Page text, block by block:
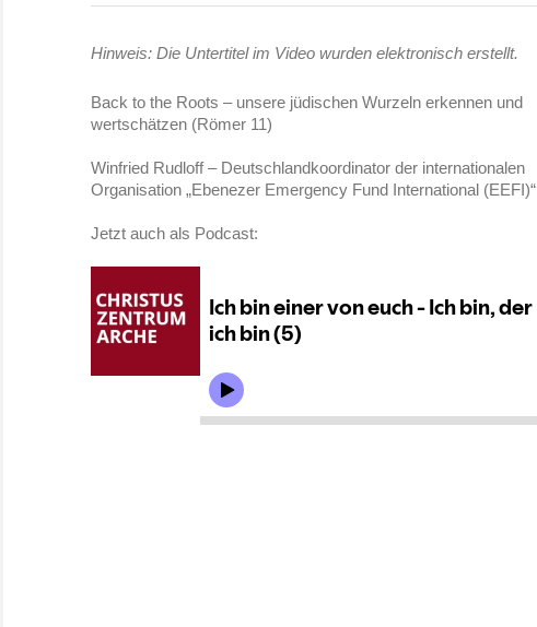
Hinweis: Die Untertitel im Video wurden elektronisch erstellt.
Back to the Roots – unsere jüdischen Wurzeln erkennen und
wertschätzen (Römer 11)
Winfried Rudloff – Deutschlandkoordinator der internationalen
Organisation „Ebenezer Emergency Fund International (EEFI)“
Jetzt auch als Podcast: